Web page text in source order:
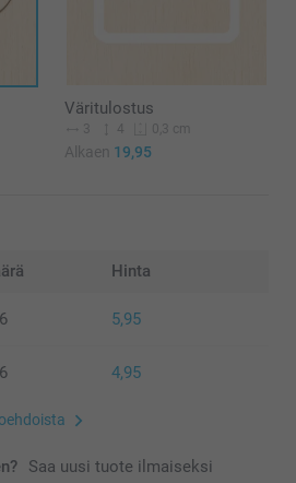
Väritulostus
3 4 0,3 cm
Alkaen 19,95
Hinta
5,95
4,95
Saa uusi tuote ilmaiseksi